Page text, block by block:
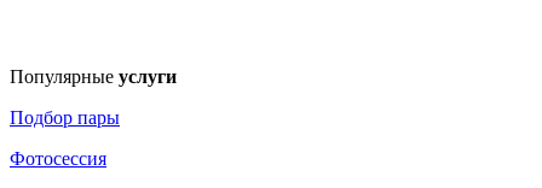
Популярные услуги
Подбор пары
Фотосессия